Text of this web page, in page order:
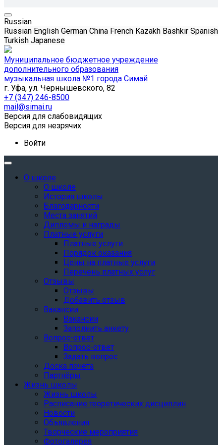
Russian
Russian English German China French Kazakh Bashkir Spanish
Turkish Japanese
Муниципальное бюджетное учреждение
дополнительного образования
музыкальная школа №1 города Симай
г. Уфа, ул. Чернышевского, 82
+7 (347) 246-8500
mail@simai.ru
Версия для слабовидящих
Версия для незрячих
Войти
О школе
О школе
История школы
Благодарности
Места занятий
Дипломы и награды
Платные услуги
Платные услуги
Порядок оказания
Цены на платные услуги
Перечень платных услуг
Отзывы
Отзывы
Добавить отзыв
Вакансии
Вакансии
Заполнить анкету
Вопрос-ответ
Вопрос-ответ
Задать вопрос
Доска почёта
Партнёры
Жизнь школы
Жизнь школы
Расписание теоретических дисциплин
Новости
Объявления
Творческие мероприятия
Фотогалерея